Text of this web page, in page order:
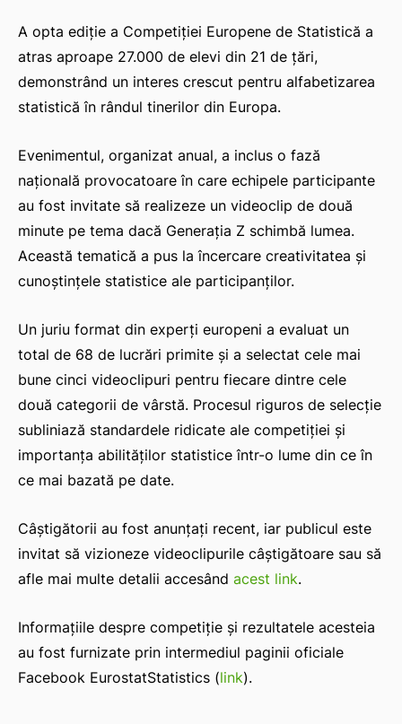
A opta ediție a Competiției Europene de Statistică a
atras aproape 27.000 de elevi din 21 de țări,
demonstrând un interes crescut pentru alfabetizarea
statistică în rândul tinerilor din Europa.
Evenimentul, organizat anual, a inclus o fază
națională provocatoare în care echipele participante
au fost invitate să realizeze un videoclip de două
minute pe tema dacă Generația Z schimbă lumea.
Această tematică a pus la încercare creativitatea și
cunoștințele statistice ale participanților.
Un juriu format din experți europeni a evaluat un
total de 68 de lucrări primite și a selectat cele mai
bune cinci videoclipuri pentru fiecare dintre cele
două categorii de vârstă. Procesul riguros de selecție
subliniază standardele ridicate ale competiției și
importanța abilităților statistice într-o lume din ce în
ce mai bazată pe date.
Câștigătorii au fost anunțați recent, iar publicul este
invitat să vizioneze videoclipurile câștigătoare sau să
afle mai multe detalii accesând acest link.
Informațiile despre competiție și rezultatele acesteia
au fost furnizate prin intermediul paginii oficiale
Facebook EurostatStatistics (link).